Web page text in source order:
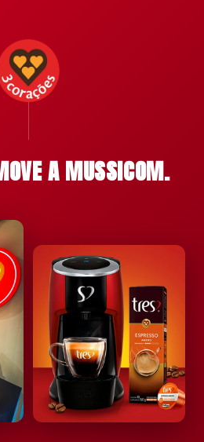
A MUSSICOM.